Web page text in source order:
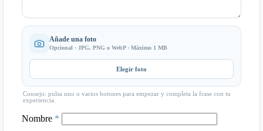
Añade una foto
Opcional · JPG, PNG o WebP · Máximo 1 MB
Elegir foto
Consejo: pulsa uno o varios botones para empezar y completa la frase con tu
experiencia.
Nombre *